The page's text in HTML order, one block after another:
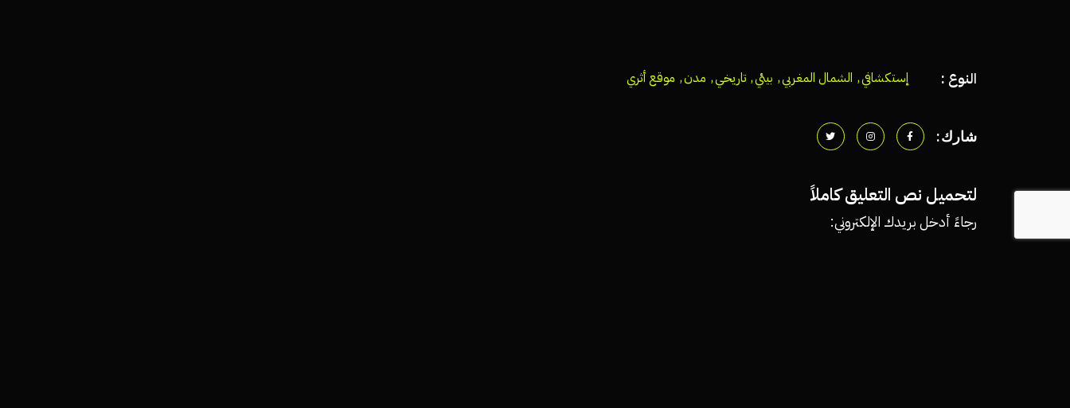
النوع : إستكشافي, الشمال المغربي, بيئي, تاريخي, مدن, موقع أثري
شارك:
لتحميل نص التعليق كاملاً
رجاءً أدخل بريدك الإلكتروني: